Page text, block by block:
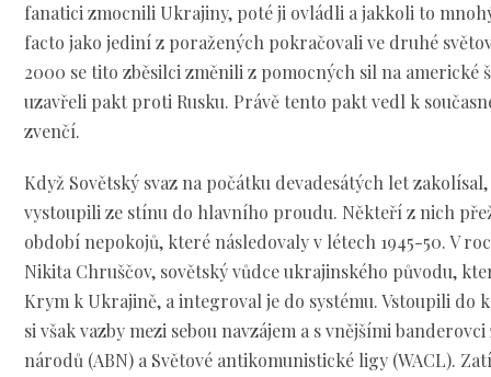
fanatici zmocnili Ukrajiny, poté ji ovládli a jakkoli to
facto jako jediní z poražených pokračovali ve druhé
2000 se tito zběsilci změnili z pomocných sil na americké
uzavřeli pakt proti Rusku. Právě tento pakt vedl k
zvenčí.
Když Sovětský svaz na počátku devadesátých let
vystoupili ze stínu do hlavního proudu. Někteří z nich
období nepokojů, které následovaly v létech 1945-50. V
Nikita Chruščov, sovětský vůdce ukrajinského původu,
Krym k Ukrajině, a integroval je do systému. Vstoupili do
si však vazby mezi sebou navzájem a s vnějšími
národů (ABN) a Světové antikomunistické ligy (WACL).